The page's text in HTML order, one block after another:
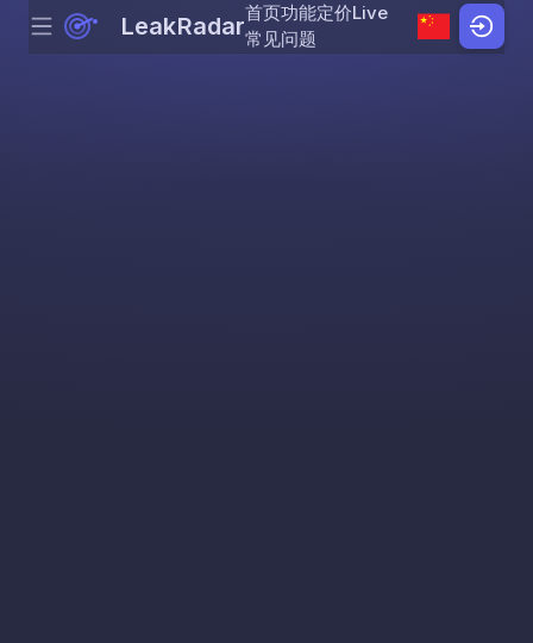
Skip to content
Menu LeakRadar首页功能定价Live
常见问题